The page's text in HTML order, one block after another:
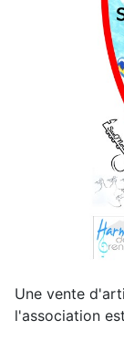
Une vente
l'association